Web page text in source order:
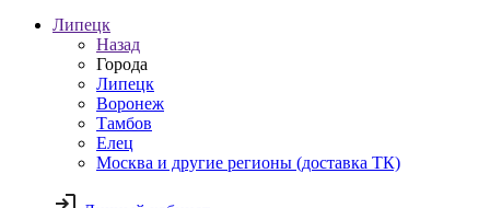
Липецк
Назад
Города
Липецк
Воронеж
Тамбов
Елец
Москва и другие регионы (доставка ТК)